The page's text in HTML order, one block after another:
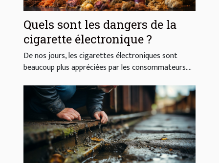
Quels sont les dangers de la
cigarette électronique ?
De nos jours, les cigarettes électroniques sont
beaucoup plus appréciées par les consommateurs....